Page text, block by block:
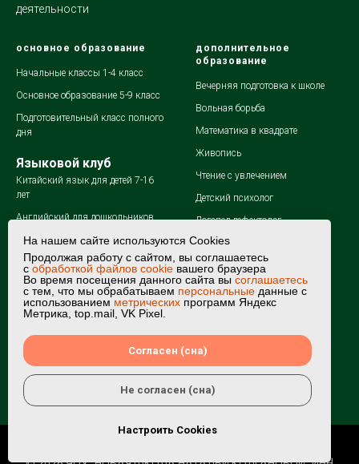
На нашем сайте используются Cookies
Продолжая работу с сайтом, вы соглашаетесь
с обработкой файлов cookie вашего браузера
Во время посещения данного сайта вы соглашаетесь
с тем, что мы обрабатываем персональные данные с
использованием метрических программ Яндекс
Метрика, top.mail, VK Pixel.
Согласен (сна)
Не согласен (сна)
Настроить Cookies
деятельности
основное образование
Начальные классы 1-4 класс
Основное образование 5-9 класс
Подготовительный класс полного
дня
Языковой клуб
Китайский язык для детей 7-16
лет
Английский для дошкольников
Английский для школьников 1-4
класса
Английский для школьников 5-7
класса
Английский для школьников 8-9
Испанский язык для детей
7-16 лет
дополнительное
образование
Вечерняя подготовка к школе
Вольная борьба
Математика в квадрате
Живопись
Чтение с увлечением
Детский психолог
Логопед-дефектолог
Летний лагерь
Мате плюс